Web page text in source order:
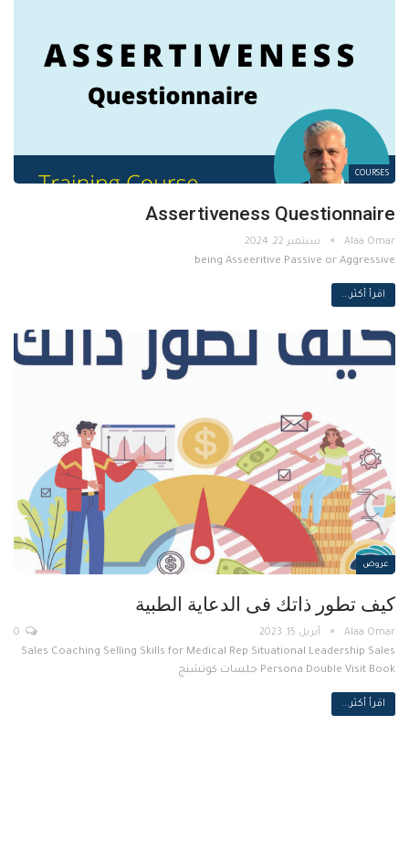
COURSES
Assertiveness Questionnaire
سبتمبر 22, 2024
being Asseeritive Passive or Aggressive
اقرأ أكثر...
عروض
كيف تطور ذاتك فى الدعاية الطبية
أبريل 15, 2023
Sales Coaching Selling Skills for Medical Rep Situational Leadership Sales
Persona Double Visit Book جلسات كوتشنج
اقرأ أكثر...